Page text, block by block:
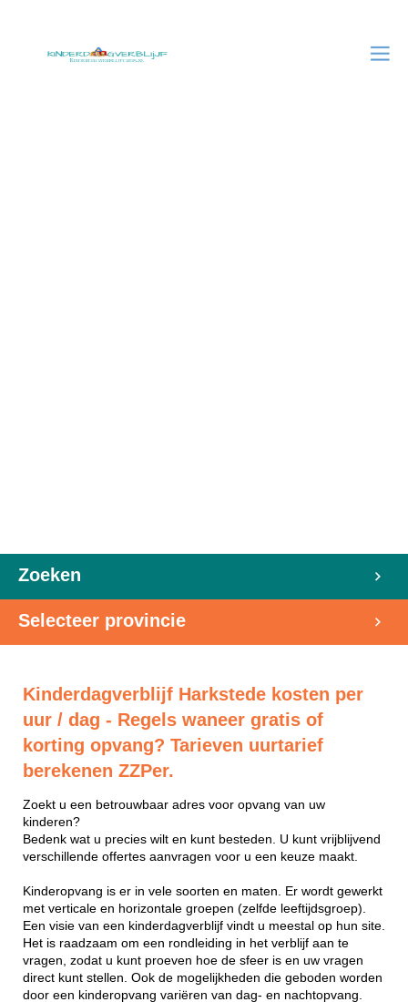
Zoeken
Selecteer provincie
Kinderdagverblijf Harkstede kosten per
uur / dag - Regels waneer gratis of
korting opvang? Tarieven uurtarief
berekenen ZZPer.
Zoekt u een betrouwbaar adres voor opvang van uw
kinderen?
Bedenk wat u precies wilt en kunt besteden. U kunt vrijblijvend
verschillende offertes aanvragen voor u een keuze maakt.
Kinderopvang is er in vele soorten en maten. Er wordt gewerkt
met verticale en horizontale groepen (zelfde leeftijdsgroep).
Een visie van een kinderdagverblijf vindt u meestal op hun site.
Het is raadzaam om een rondleiding in het verblijf aan te
vragen, zodat u kunt proeven hoe de sfeer is en uw vragen
direct kunt stellen. Ook de mogelijkheden die geboden worden
door een kinderopvang variëren van dag- en nachtopvang.